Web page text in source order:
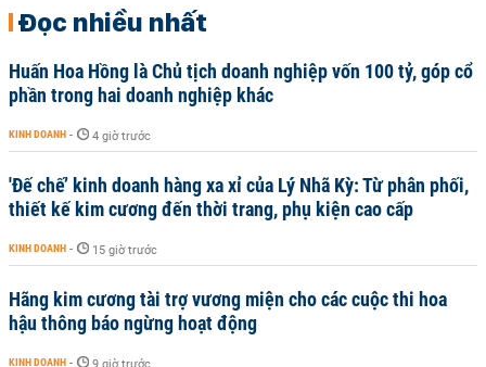
Đọc nhiều nhất
Huấn Hoa Hồng là Chủ tịch doanh nghiệp vốn 100 tỷ, góp cổ
phần trong hai doanh nghiệp khác
KINH DOANH - 4 giờ trước
'Đế chế’ kinh doanh hàng xa xỉ của Lý Nhã Kỳ: Từ phân phối,
thiết kế kim cương đến thời trang, phụ kiện cao cấp
KINH DOANH - 15 giờ trước
Hãng kim cương tài trợ vương miện cho các cuộc thi hoa
hậu thông báo ngừng hoạt động
KINH DOANH - 9 giờ trước